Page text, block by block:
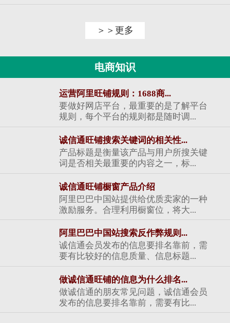
＞＞更多
电商知识
运营阿里旺铺规则：1688商...
要做好网店平台，最重要的是了解平台
规则，每个平台的规则都是随时调...
诚信通旺铺搜索关键词的相关性...
产品标题是衡量该产品与用户所搜关键
词是否相关最重要的内容之一，标...
诚信通旺铺橱窗产品介绍
阿里巴巴中国站提供给优质卖家的一种
激励服务。合理利用橱窗位，将大...
阿里巴巴中国站搜索反作弊规则...
诚信通会员发布的信息要排名靠前，需
要有比较好的信息质量、信息标题...
做诚信通旺铺的信息为什么排名...
做诚信通的朋友常见问题，诚信通会员
发布的信息要排名靠前，需要有比...